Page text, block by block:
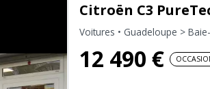
Citroën C3
Voitures • Guadeloupe >
12 490 €